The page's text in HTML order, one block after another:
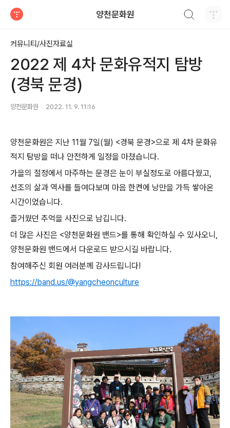
양천문화원
커뮤니티/사진자료실
2022 제 4차 문화유적지 탐방
(경북 문경)
양천문화원 2022. 11. 9. 11:16
양천문화원은 지난 11월 7일(월) <경북 문경>으로 제 4차 문화유
적지 탐방을 떠나 안전하게 일정을 마쳤습니다.
가을의 절정에서 마주하는 문경은 눈이 부실정도로 아름다웠고,
선조의 삶과 역사를 들여다보며 마음 한켠에 낭만을 가득 쌓아온
시간이었습니다.
즐거웠던 추억을 사진으로 남깁니다.
더 많은 사진은 <양천문화원 밴드>를 통해 확인하실 수 있사오니,
양천문화원 밴드에서 다운로드 받으시길 바랍니다.
참여해주신 회원 여러분께 감사드립니다!
https://band.us/@yangcheonculture